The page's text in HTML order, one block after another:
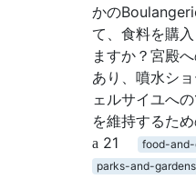
かの
て、食料を購
ますか？宮殿
あり、噴水シ
ェルサイユへ
を維持するた
21
food-
parks-and-gardens